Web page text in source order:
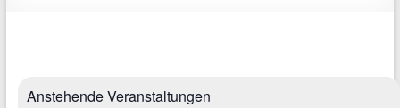
Anstehende Veranstaltungen